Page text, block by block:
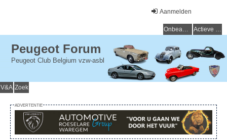
Aanmelden
Onbeantwoorde onderwerpen Actieve onderwerpen
Peugeot Forum
Peugeot Club Belgium vzw-asbl
V&A Zoek
ADVERTENTIE